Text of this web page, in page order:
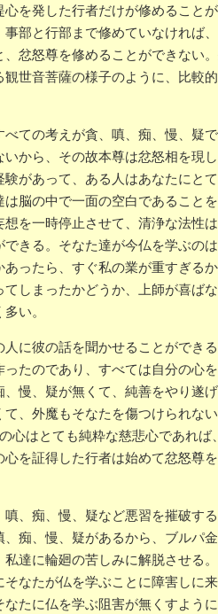
を発した行者だけが修めること
部と行部まで修めていなければ、
忿怒尊を修めることができない
世音菩薩の様子のように、比較
ての考えが貪、嗔、痴、慢、疑
から、その故本尊は忿怒相を現
があって、ある人はあなたにと
脳の中で一面の空白であること
を一時停止させて、清浄な法性
きる。そなた達が今仏を学ぶのは
ったら、すぐ私の業が重すぎる
しまったかどうか、上師が喜ばな
い。
に彼の話を聞かせることができる
たのであり、すべては自分の心
慢、疑が無くて、純善をやり遂
、外魔もそなたを傷つけられな
心はとても純粋な慈悲心であれば
を証得した行者は始めて忿怒尊
、痴、慢、疑など悪習を摧破す
痴、慢、疑があるから、ブルパ金
達に輪廻の苦しみに解脱させる
なたが仏を学ぶことに障害しに
たに仏を学ぶ阻害が無くすように